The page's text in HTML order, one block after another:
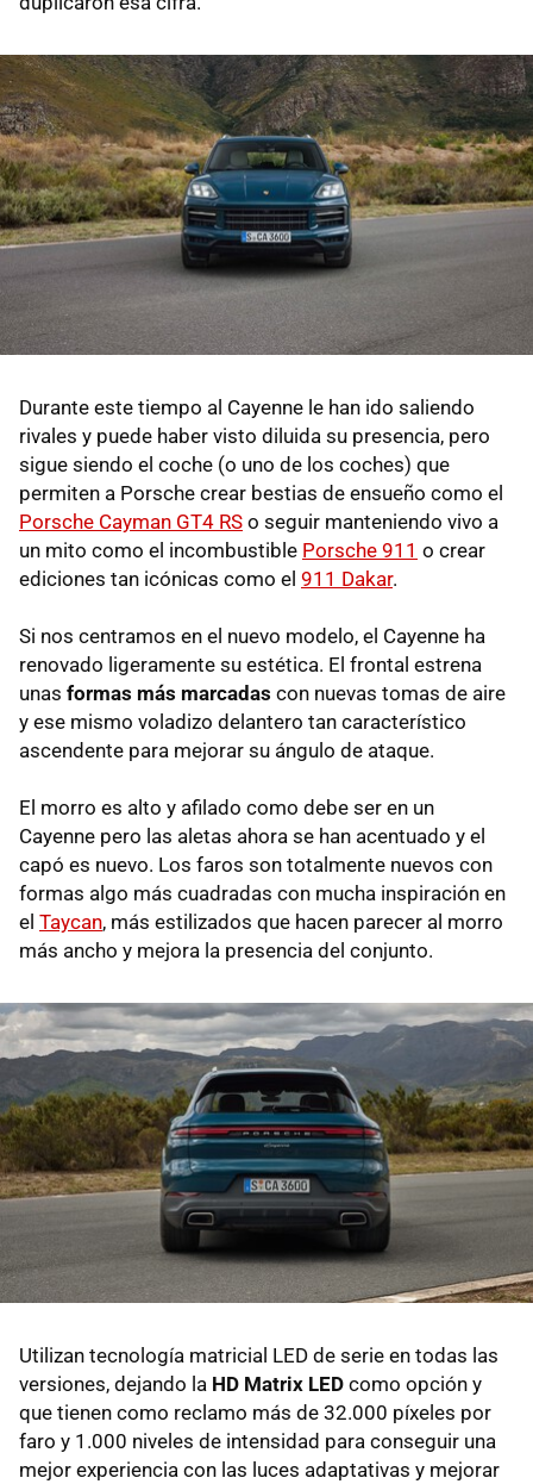
Durante este tiempo al Cayenne le han ido saliendo
rivales y puede haber visto diluida su presencia, pero
sigue siendo el coche (o uno de los coches) que
permiten a Porsche crear bestias de ensueño como el
Porsche Cayman GT4 RS o seguir manteniendo vivo a
un mito como el incombustible Porsche 911 o crear
ediciones tan icónicas como el 911 Dakar.
Si nos centramos en el nuevo modelo, el Cayenne ha
renovado ligeramente su estética. El frontal estrena
unas formas más marcadas con nuevas tomas de aire
y ese mismo voladizo delantero tan característico
ascendente para mejorar su ángulo de ataque.
El morro es alto y afilado como debe ser en un
Cayenne pero las aletas ahora se han acentuado y el
capó es nuevo. Los faros son totalmente nuevos con
formas algo más cuadradas con mucha inspiración en
el Taycan, más estilizados que hacen parecer al morro
más ancho y mejora la presencia del conjunto.
Utilizan tecnología matricial LED de serie en todas las
versiones, dejando la HD Matrix LED como opción y
que tienen como reclamo más de 32.000 píxeles por
faro y 1.000 niveles de intensidad para conseguir una
mejor experiencia con las luces adaptativas y mejorar